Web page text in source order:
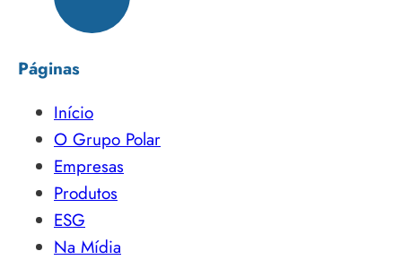
Páginas
Início
O Grupo Polar
Empresas
Produtos
ESG
Na Mídia